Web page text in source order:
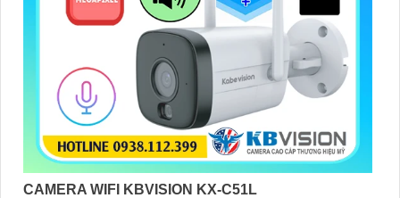
CAMERA WIFI KBVISION KX-C51L